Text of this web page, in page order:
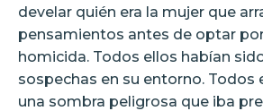
develar quién era la mujer que
pensamientos antes de optar
homicida. Todos ellos habían
sospechas en su entorno. Todos
una sombra peligrosa que iba